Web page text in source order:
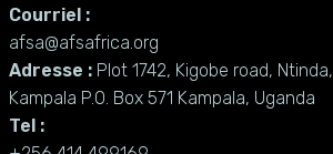
Courriel :
afsa@afsafrica.org
Adresse : Plot 1742, Kigobe road, Ntinda,
Kampala P.O. Box 571 Kampala, Uganda
Tel :